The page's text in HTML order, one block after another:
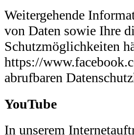
Weitergehende
von Daten sowie Ihre
Schutzmöglichkeiten
https://
abrufbaren
YouTube
In unserem